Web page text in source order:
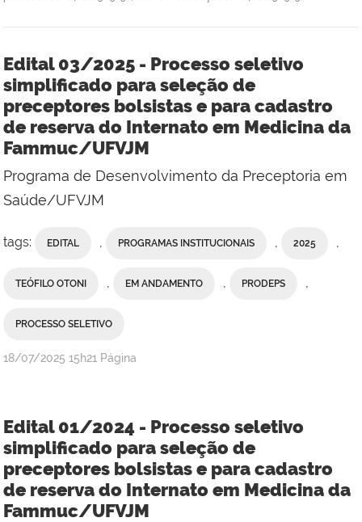
Edital 03/2025 - Processo seletivo
simplificado para seleção de
preceptores bolsistas e para cadastro
de reserva do Internato em Medicina da
Fammuc/UFVJM
Programa de Desenvolvimento da Preceptoria em
Saúde/UFVJM
tags: EDITAL , PROGRAMAS INSTITUCIONAIS , 2025 ,
TEÓFILO OTONI , EM ANDAMENTO , PRODEPS ,
PROCESSO SELETIVO
publicado
18/07/2025 15h21 Página
Edital 01/2024 - Processo seletivo
simplificado para seleção de
preceptores bolsistas e para cadastro
de reserva do Internato em Medicina da
Fammuc/UFVJM